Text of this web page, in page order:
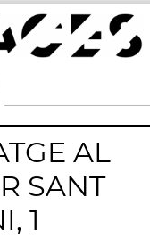
memòria obert a
AL
SANT
1